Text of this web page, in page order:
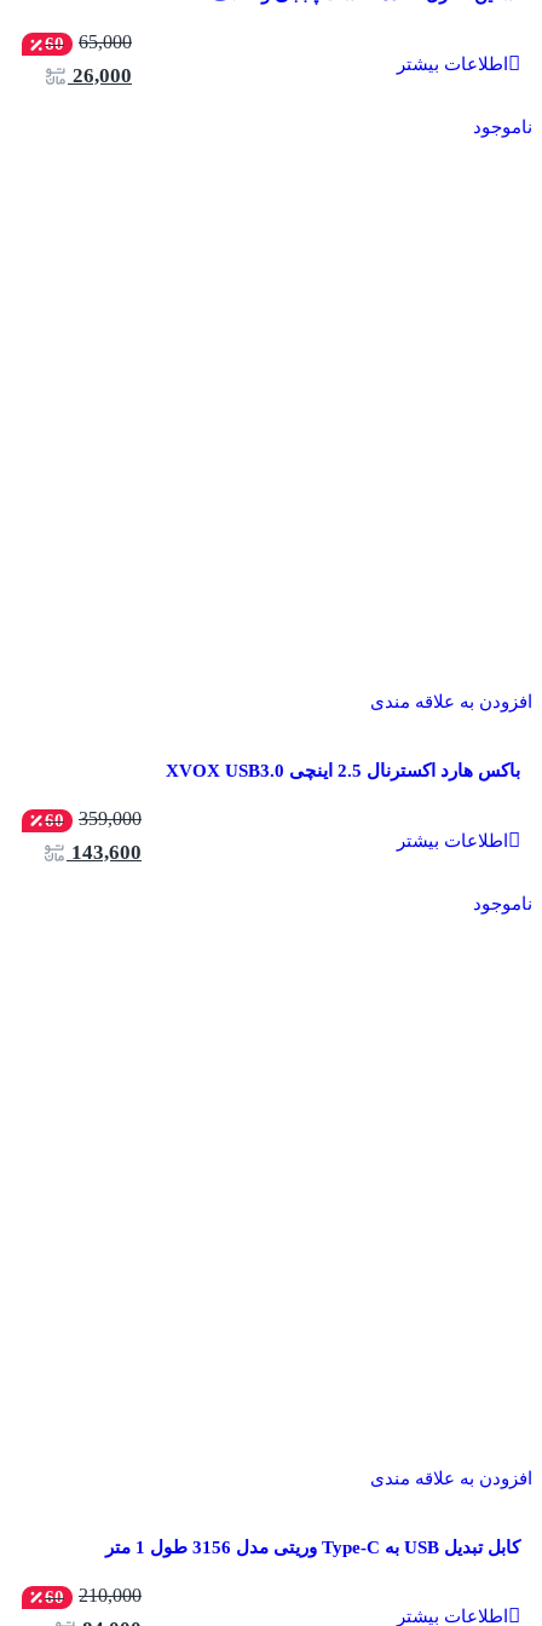
اطلاعات بیشتر
65,000
60
26,000
ناموجود
افزودن به علاقه مندی
باکس هارد اکسترنال 2.5 اینچی XVOX USB3.0
اطلاعات بیشتر
359,000
60
143,600
ناموجود
افزودن به علاقه مندی
کابل تبدیل USB به Type-C وریتی مدل 3156 طول 1 متر
اطلاعات بیشتر
210,000
60